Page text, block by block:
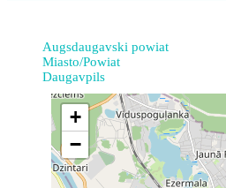
Augsdaugavski powiat
Miasto/Powiat
Daugavpils
+
−